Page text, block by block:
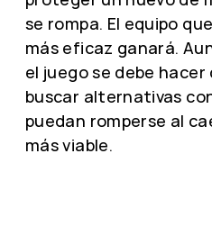
se rompa. El equipo
más eficaz ganará.
el juego se debe
buscar alternativas
puedan romperse al
más viable.